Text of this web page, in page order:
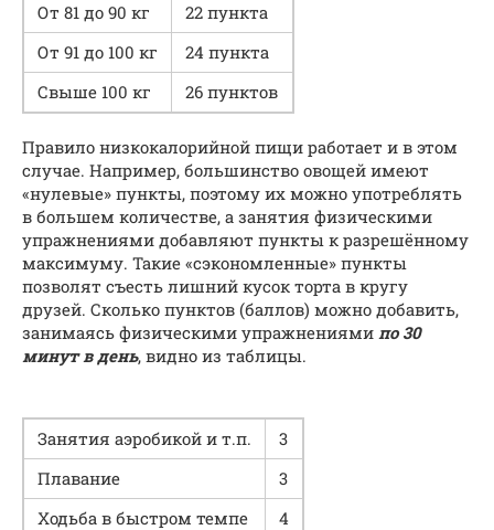
От 81 до 90 кг
22 пункта
От 91 до 100 кг
24 пункта
Свыше 100 кг
26 пунктов
Правило низкокалорийной пищи работает и в этом
случае. Например, большинство овощей имеют
«нулевые» пункты, поэтому их можно употреблять
в большем количестве, а занятия физическими
упражнениями добавляют пункты к разрешённому
максимуму. Такие «сэкономленные» пункты
позволят съесть лишний кусок торта в кругу
друзей. Сколько пунктов (баллов) можно добавить,
занимаясь физическими упражнениями по 30
минут в день, видно из таблицы.
Занятия аэробикой и т.п.
3
Плавание
3
Ходьба в быстром темпе
4